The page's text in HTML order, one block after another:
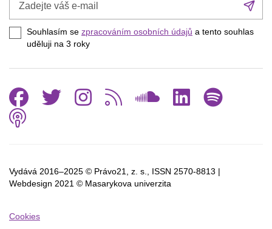
e-
mail
Souhlasím se zpracováním osobních údajů a tento souhlas
uděluji na 3 roky
Vydává 2016–2025 © Právo21, z. s., ISSN 2570-8813 |
Webdesign 2021 © Masarykova univerzita
Cookies
Facebook
Twitter
Instagram
RSS
Podcast